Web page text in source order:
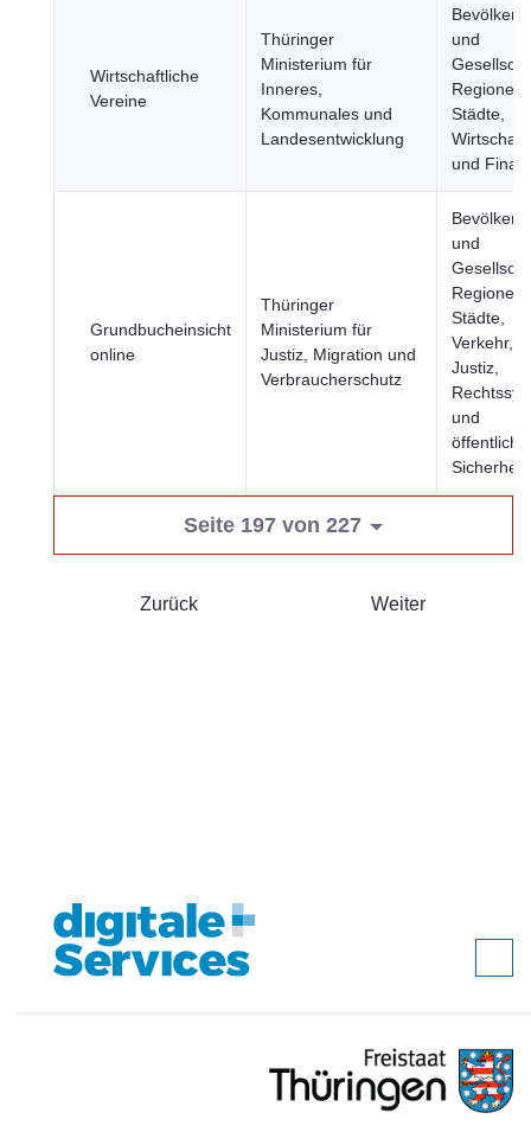
Wirtschaftliche
Vereine
Thüringer
Ministerium für
Inneres,
Kommunales und
Landesentwicklung
und
Regionen
Städte,
Wirtschaft
und
Grundbucheinsicht
online
Thüringer
Ministerium für
Justiz, Migration und
Verbraucherschutz
und
Regionen
Städte,
Verkehr,
Justiz,
und
öffentliche
Sicherheit
Seite 197 von 227
Zurück Weiter